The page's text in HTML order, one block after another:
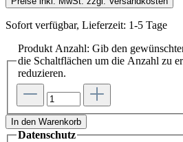
Sofort verfügbar, Lieferzeit: 1-5 Tage
Produkt Anzahl: Gib den
die Schaltflächen um die Anzahl zu
reduzieren.
In den Warenkorb
Datenschutz